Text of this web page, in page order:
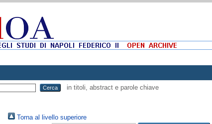
in titoli, abstract e parole chiave
Torna al livello superiore